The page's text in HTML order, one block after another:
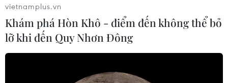
vietnamplus.vn
Khám phá Hòn Khô - điểm đến không thể bỏ
lỡ khi đến Quy Nhơn Đông